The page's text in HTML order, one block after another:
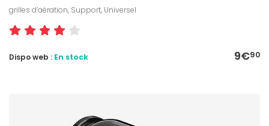
grilles d’aération, Support, Universel
9€90
Dispo web : En stock